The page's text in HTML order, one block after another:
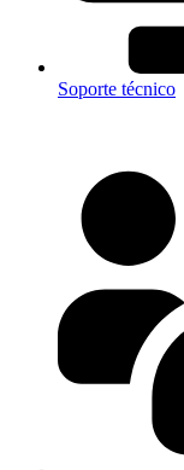
Soporte técnico